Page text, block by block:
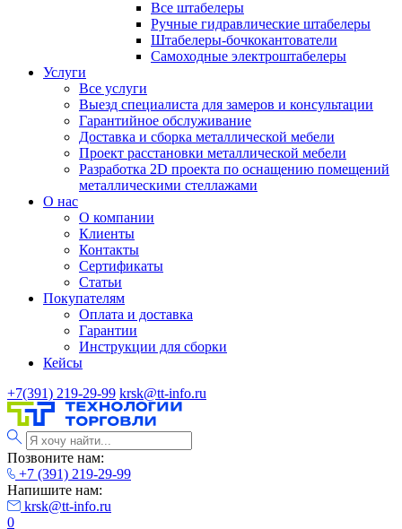
Все штабелеры
Ручные гидравлические штабелеры
Штабелеры-бочкокантователи
Самоходные электроштабелеры
Услуги
Все услуги
Выезд специалиста для замеров и консультации
Гарантийное обслуживание
Доставка и сборка металлической мебели
Проект расстановки металлической мебели
Разработка 2D проекта по оснащению помещений
металлическими стеллажами
О нас
О компании
Клиенты
Контакты
Сертификаты
Статьи
Покупателям
Оплата и доставка
Гарантии
Инструкции для сборки
Кейсы
+7(391) 219-29-99 krsk@tt-info.ru
Позвоните нам:
+7 (391) 219-29-99
Напишите нам:
krsk@tt-info.ru
0